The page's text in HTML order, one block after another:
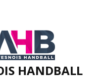
HANDBALL